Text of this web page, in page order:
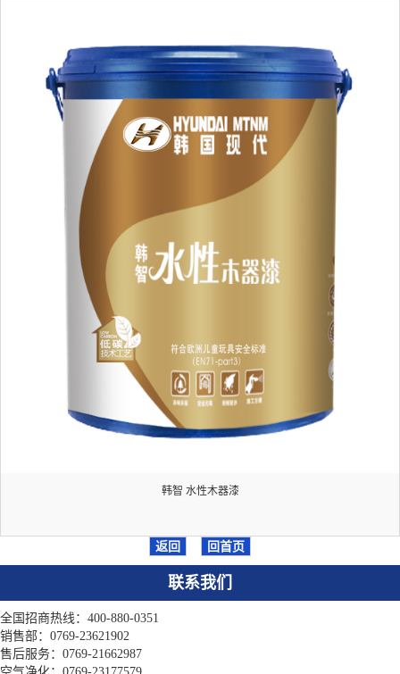
韩智 水性木器漆
返回 回首页
联系我们
全国招商热线：400-880-0351
销售部：0769-23621902
售后服务：0769-21662987